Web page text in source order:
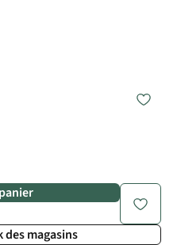
des magasins